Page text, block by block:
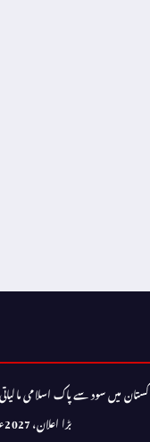
میں سود سے پاک اسلامی
بڑا اعلان، 2027ء کا ہدف اور تکنیکی اصلاحات